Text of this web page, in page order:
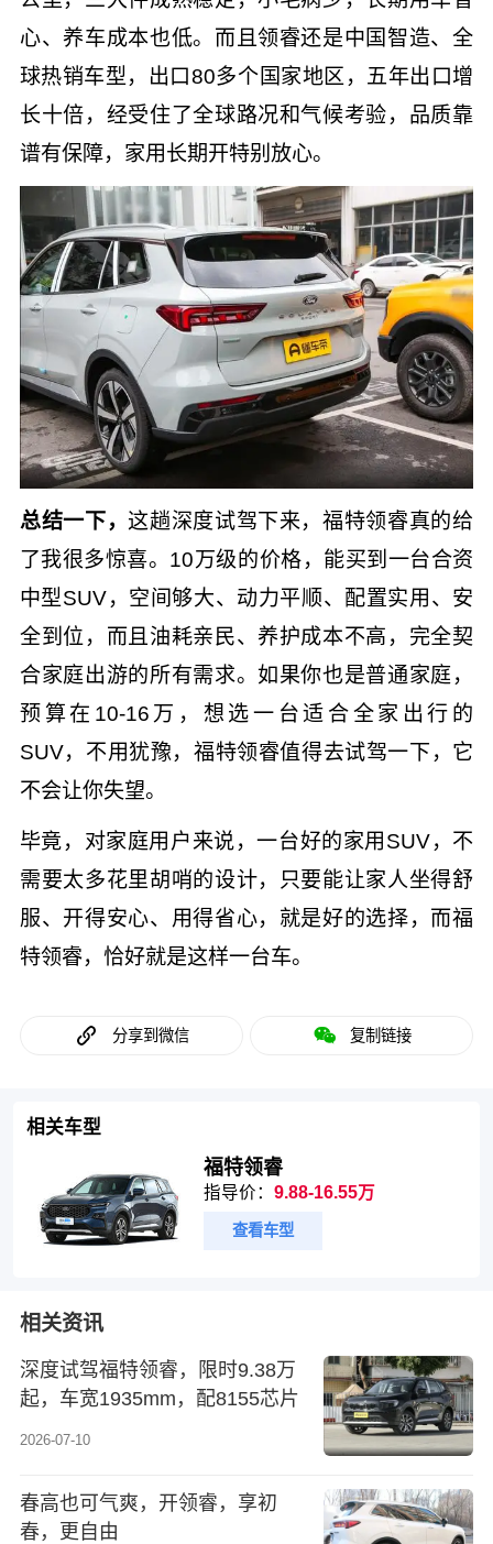
心、养车成本也低。而且领睿还是中国智造、全
球热销车型，出口80多个国家地区，五年出口增
长十倍，经受住了全球路况和气候考验，品质靠
谱有保障，家用长期开特别放心。
总结一下， 这趟深度试驾下来，福特领睿真的给
了我很多惊喜。10万级的价格，能买到一台合资
中型SUV，空间够大、动力平顺、配置实用、安
全到位，而且油耗亲民、养护成本不高，完全契
合家庭出游的所有需求。如果你也是普通家庭，
预算在10-16万，想选一台适合全家出行的
SUV，不用犹豫，福特领睿值得去试驾一下，它
不会让你失望。
毕竟，对家庭用户来说，一台好的家用SUV，不
需要太多花里胡哨的设计，只要能让家人坐得舒
服、开得安心、用得省心，就是好的选择，而福
特领睿，恰好就是这样一台车。
分享到微信 复制链接
相关车型
福特领睿
指导价：9.88-16.55万
查看车型
相关资讯
深度试驾福特领睿，限时9.38万
起，车宽1935mm，配8155芯片
2026-07-10
春高也可气爽，开领睿，享初
春，更自由